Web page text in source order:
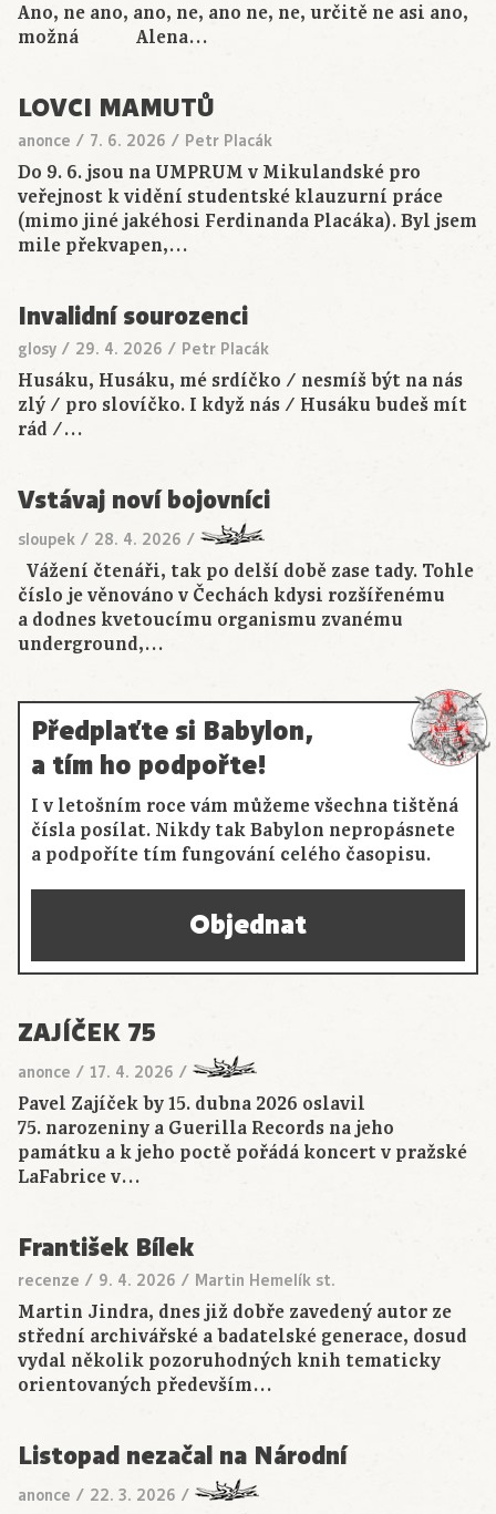
Ano, ne ano, ano, ne, ano ne, ne, určitě ne asi ano,
možná Alena…
LOVCI MAMUTŮ
anonce / 7. 6. 2026 / Petr Placák
Do 9. 6. jsou na UMPRUM v Mikulandské pro
veřejnost k vidění studentské klauzurní práce
(mimo jiné jakéhosi Ferdinanda Placáka). Byl jsem
mile překvapen,…
Invalidní sourozenci
glosy / 29. 4. 2026 / Petr Placák
Husáku, Husáku, mé srdíčko / nesmíš být na nás
zlý / pro slovíčko. I když nás / Husáku budeš mít
rád /…
Vstávaj noví bojovníci
sloupek / 28. 4. 2026 /
Vážení čtenáři, tak po delší době zase tady. Tohle
číslo je věnováno v Čechách kdysi rozšířenému
a dodnes kvetoucímu organismu zvanému
underground,…
Předplaťte si Babylon,
a tím ho podpořte!
I v letošním roce vám můžeme všechna tištěná
čísla posílat. Nikdy tak Babylon nepropásnete
a podpoříte tím fungování celého časopisu.
Objednat
ZAJÍČEK 75
anonce / 17. 4. 2026 /
Pavel Zajíček by 15. dubna 2026 oslavil
75. narozeniny a Guerilla Records na jeho
památku a k jeho poctě pořádá koncert v pražské
LaFabrice v…
František Bílek
recenze / 9. 4. 2026 / Martin Hemelík st.
Martin Jindra, dnes již dobře zavedený autor ze
střední archivářské a badatelské generace, dosud
vydal několik pozoruhodných knih tematicky
orientovaných především…
Listopad nezačal na Národní
anonce / 22. 3. 2026 /